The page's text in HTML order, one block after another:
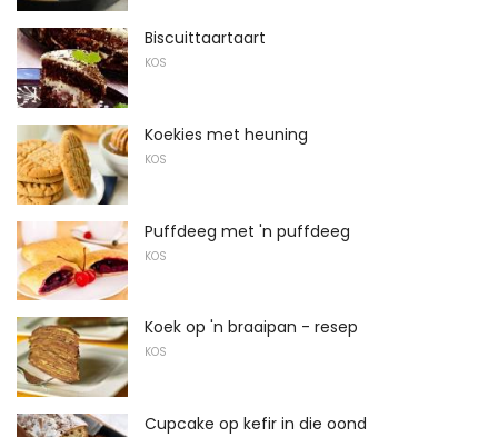
Biscuittaartaart
KOS
Koekies met heuning
KOS
Puffdeeg met 'n puffdeeg
KOS
Koek op 'n braaipan - resep
KOS
Cupcake op kefir in die oond